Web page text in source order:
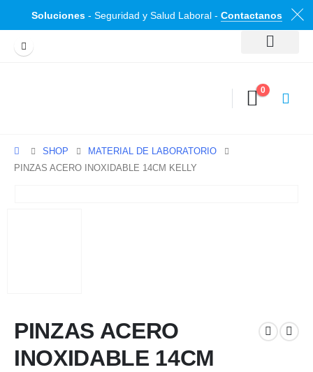
Soluciones- Seguridad y Salud Laboral - Contactanos
0
SHOP
MATERIAL DE LABORATORIO
PINZAS ACERO INOXIDABLE 14CM KELLY
PINZAS ACERO
INOXIDABLE 14CM